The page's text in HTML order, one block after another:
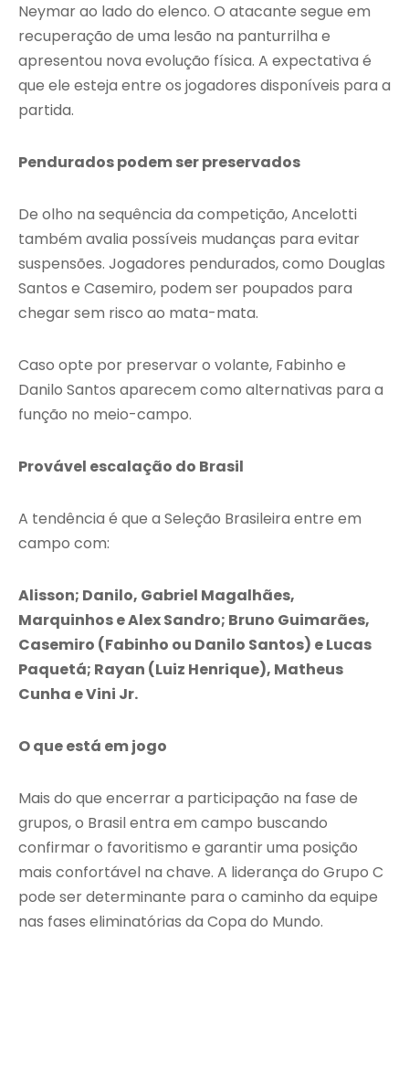
Neymar ao lado do elenco. O atacante segue em
recuperação de uma lesão na panturrilha e
apresentou nova evolução física. A expectativa é
que ele esteja entre os jogadores disponíveis para a
partida.
Pendurados podem ser preservados
De olho na sequência da competição, Ancelotti
também avalia possíveis mudanças para evitar
suspensões. Jogadores pendurados, como Douglas
Santos e Casemiro, podem ser poupados para
chegar sem risco ao mata-mata.
Caso opte por preservar o volante, Fabinho e
Danilo Santos aparecem como alternativas para a
função no meio-campo.
Provável escalação do Brasil
A tendência é que a Seleção Brasileira entre em
campo com:
Alisson; Danilo, Gabriel Magalhães,
Marquinhos e Alex Sandro; Bruno Guimarães,
Casemiro (Fabinho ou Danilo Santos) e Lucas
Paquetá; Rayan (Luiz Henrique), Matheus
Cunha e Vini Jr.
O que está em jogo
Mais do que encerrar a participação na fase de
grupos, o Brasil entra em campo buscando
confirmar o favoritismo e garantir uma posição
mais confortável na chave. A liderança do Grupo C
pode ser determinante para o caminho da equipe
nas fases eliminatórias da Copa do Mundo.